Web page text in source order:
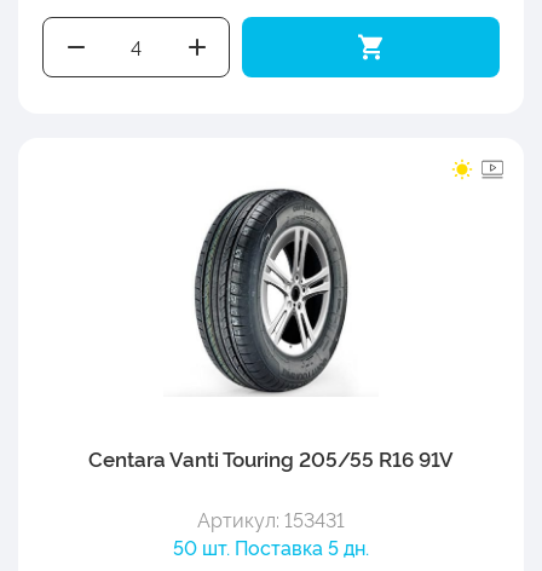
Centara Vanti Touring 205/55 R16 91V
Артикул: 153431
50 шт. Поставка 5 дн.